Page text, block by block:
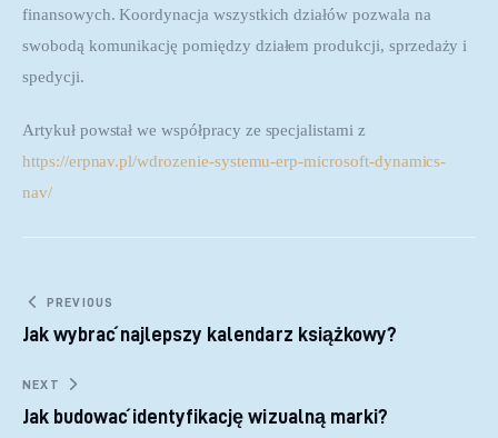
finansowych. Koordynacja wszystkich działów pozwala na
swobodą komunikację pomiędzy działem produkcji, sprzedaży i
spedycji.
Artykuł powstał we współpracy ze specjalistami z
https://erpnav.pl/wdrozenie-systemu-erp-microsoft-dynamics-
nav/
Nawigacja wpisu
PREVIOUS
Jak wybrać najlepszy kalendarz książkowy?
NEXT
Jak budować identyfikację wizualną marki?